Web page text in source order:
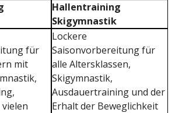
Hallentraining
Skigymnastik
für
mit
Lockere
Saisonvorbereitung für
alle Altersklassen,
Skigymnastik,
Ausdauertraining und der
Erhalt der Beweglichkeit